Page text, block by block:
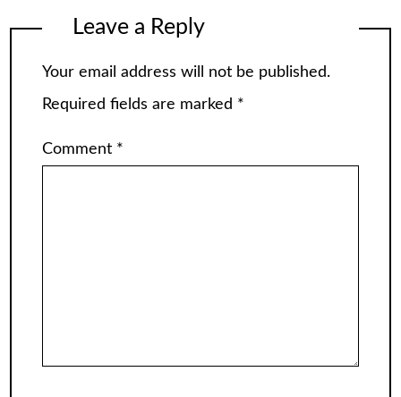
Leave a Reply
Your email address will not be published.
Required fields are marked *
Comment *